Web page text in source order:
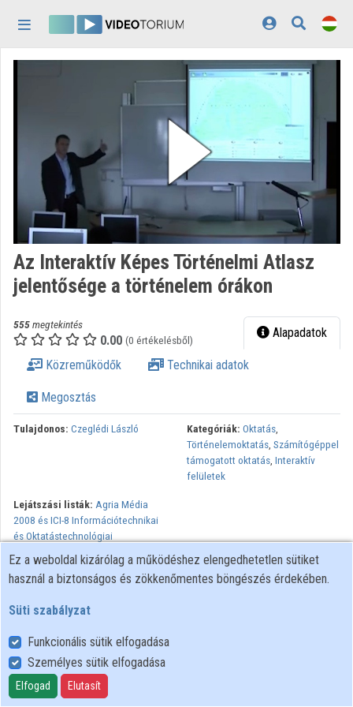
Felfedezés
Kategóriák
Lejátszási listák
Intézmények
Közreműködők
Az Interaktív Képes Történelmi Atlasz
jelentősége a történelem órákon
555megtekintés
0.00 (0 értékelésből) Alapadatok
Közreműködők Technikai adatok
Megosztás
Tulajdonos: Czeglédi László Kategóriák: Oktatás,
Történelemoktatás, Számítógéppel
támogatott oktatás, Interaktív
felületek
Lejátszási listák: Agria Média
2008 és ICI-8 Információtechnikai
és Oktatástechnológiai
Konferencia és Kiállítás
Az előadás az Agria Media 2008 és az ICI-8 Információtechnikai
Felhasználói szabályzat
Adatkezelési tájékoztató
Süti szabályzat
Ez a weboldal kizárólag a működéshez elengedhetetlen sütiket
használ a biztonságos és zökkenőmentes böngészés érdekében.
Süti szabályzat
Funkcionális sütik elfogadása
Személyes sütik elfogadása
Elfogad Elutasít